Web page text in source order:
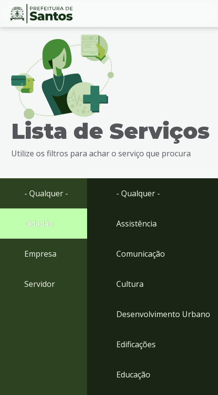
Ir
busca
Ir
rodapé
Conteúdo
Lista de Serviços
Utilize os filtros para achar o serviço que procura
- Qualquer -
Cidadão
Empresa
Servidor
- Qualquer -
Assistência
Comunicação
Cultura
Desenvolvimento Urbano
Edificações
Educação